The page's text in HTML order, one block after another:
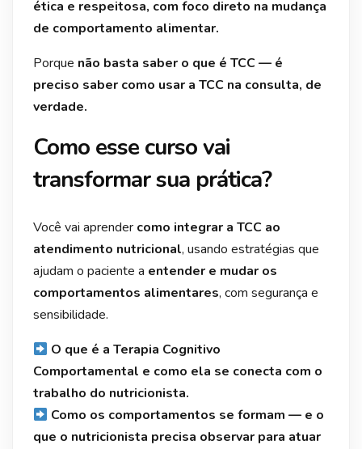
ética e respeitosa, com foco direto na mudança
de comportamento alimentar.
Porque não basta saber o que é TCC — é
preciso saber como usar a TCC na consulta, de
verdade.
Como esse curso vai
transformar sua prática?
Você vai aprender como integrar a TCC ao
atendimento nutricional, usando estratégias que
ajudam o paciente a entender e mudar os
comportamentos alimentares, com segurança e
sensibilidade.
O que é a Terapia Cognitivo
Comportamental e como ela se conecta com o
trabalho do nutricionista.
Como os comportamentos se formam — e o
que o nutricionista precisa observar para atuar